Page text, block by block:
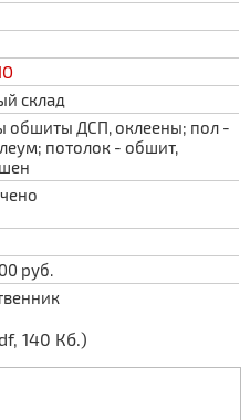
склад
обшиты ДСП, оклеены; пол -
потолок - обшит,
руб.
140 Кб.)